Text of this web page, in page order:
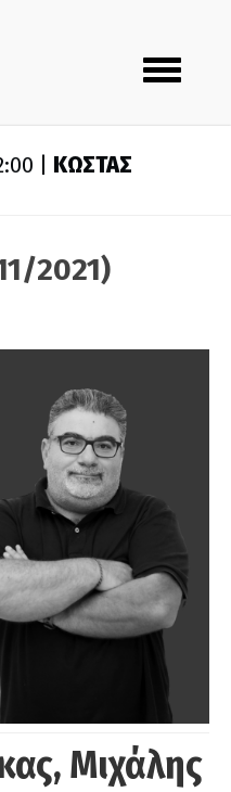
Toggle
navigation
| ΚΩΣΤΑΣ
2021)
Μιχάλης